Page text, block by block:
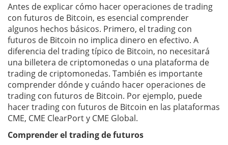
Antes de explicar cómo hacer operaciones de trading
con futuros de Bitcoin, es esencial comprender
algunos hechos básicos. Primero, el trading con
futuros de Bitcoin no implica dinero en efectivo. A
diferencia del trading típico de Bitcoin, no necesitará
una billetera de criptomonedas o una plataforma de
trading de criptomonedas. También es importante
comprender dónde y cuándo hacer operaciones de
trading con futuros de Bitcoin. Por ejemplo, puede
hacer trading con futuros de Bitcoin en las plataformas
CME, CME ClearPort y CME Global.
Comprender el trading de futuros